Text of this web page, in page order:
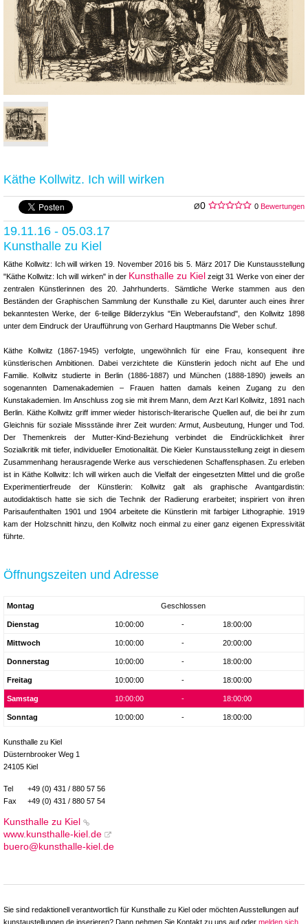
Käthe Kollwitz. Ich will wirken
Ø0 0 Bewertungen
19.11.16 - 05.03.17
Kunsthalle zu Kiel
Käthe Kollwitz: Ich will wirken 19. November 2016 bis 5. März 2017 Die Kunstausstellung
"Käthe Kollwitz: Ich will wirken" in der Kunsthalle zu Kiel zeigt 31 Werke von einer der
zentralen Künstlerinnen des 20. Jahrhunderts. Sämtliche Werke stammen aus den
Beständen der Graphischen Sammlung der Kunsthalle zu Kiel, darunter auch eines ihrer
bekanntesten Werke, der 6-teilige Bilderzyklus "Ein Weberaufstand", den Kollwitz 1898
unter dem Eindruck der Uraufführung von Gerhard Hauptmanns Die Weber schuf.
Käthe Kollwitz (1867-1945) verfolgte, ungewöhnlich für eine Frau, konsequent ihre
künstlerischen Ambitionen. Dabei verzichtete die Künstlerin jedoch nicht auf Ehe und
Familie. Kollwitz studierte in Berlin (1886-1887) und München (1888-1890) jeweils an
sogenannten Damenakademien – Frauen hatten damals keinen Zugang zu den
Kunstakademien. Im Anschluss zog sie mit ihrem Mann, dem Arzt Karl Kollwitz, 1891 nach
Berlin. Käthe Kollwitz griff immer wieder historisch-literarische Quellen auf, die bei ihr zum
Gleichnis für soziale Missstände ihrer Zeit wurden: Armut, Ausbeutung, Hunger und Tod.
Der Themenkreis der Mutter-Kind-Beziehung verbindet die Eindrücklichkeit ihrer
Sozialkritik mit tiefer, individueller Emotionalität. Die Kieler Kunstausstellung zeigt in diesem
Zusammenhang herausragende Werke aus verschiedenen Schaffensphasen. Zu erleben
ist in Käthe Kollwitz: Ich will wirken auch die Vielfalt der eingesetzten Mittel und die große
Experimentierfreude der Künstlerin: Kollwitz galt als graphische Avantgardistin:
autodidaktisch hatte sie sich die Technik der Radierung erarbeitet; inspiriert von ihren
Parisaufenthalten 1901 und 1904 arbeitete die Künstlerin mit farbiger Lithographie. 1919
kam der Holzschnitt hinzu, den Kollwitz noch einmal zu einer ganz eigenen Expressivität
führte.
Öffnungszeiten und Adresse
Montag Geschlossen
Dienstag 10:00:00 - 18:00:00
Mittwoch 10:00:00 - 20:00:00
Donnerstag 10:00:00 - 18:00:00
Freitag 10:00:00 - 18:00:00
Samstag 10:00:00 - 18:00:00
Sonntag 10:00:00 - 18:00:00
Kunsthalle zu Kiel
Düsternbrooker Weg 1
24105 Kiel
Tel
+49 (0) 431 / 880 57 56
Fax
+49 (0) 431 / 880 57 54
Kunsthalle zu Kiel
www.kunsthalle-kiel.de
buero@kunsthalle-kiel.de
Sie sind redaktionell verantwortlich für Kunsthalle zu Kiel oder möchten Ausstellungen auf
kunstaustellungen.de inserieren? Dann nehmen Sie Kontakt zu uns auf oder melden sich